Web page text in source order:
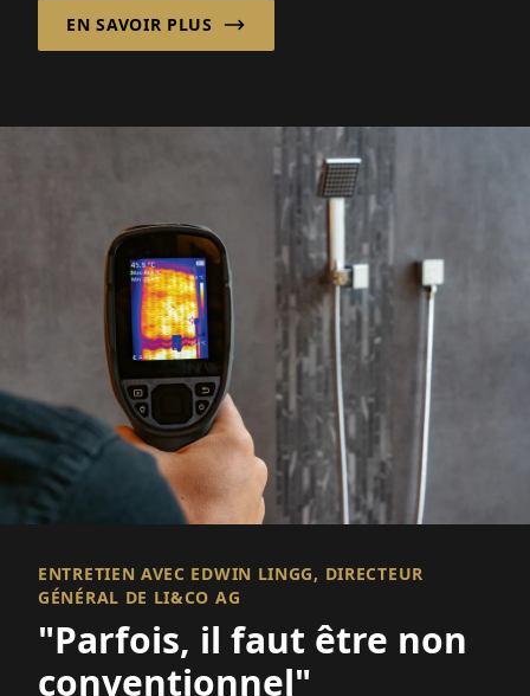
EN SAVOIR PLUS
ENTRETIEN AVEC EDWIN LINGG, DIRECTEUR
GÉNÉRAL DE LI&CO AG
"Parfois, il faut être non
conventionnel"